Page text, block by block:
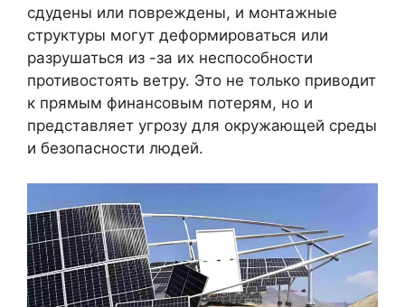
сдудены или повреждены, и монтажные
структуры могут деформироваться или
разрушаться из -за их неспособности
противостоять ветру. Это не только приводит
к прямым финансовым потерям, но и
представляет угрозу для окружающей среды
и безопасности людей.